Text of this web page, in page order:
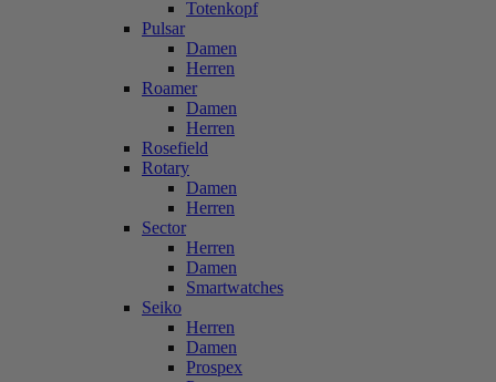
Totenkopf
Pulsar
Damen
Herren
Roamer
Damen
Herren
Rosefield
Rotary
Damen
Herren
Sector
Herren
Damen
Smartwatches
Seiko
Herren
Damen
Prospex